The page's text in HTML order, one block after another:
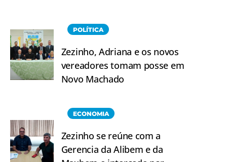
POLÍTICA
Zezinho, Adriana e os novos
vereadores tomam posse em
Novo Machado
ECONOMIA
Zezinho se reúne com a
Gerencia da Alibem e da